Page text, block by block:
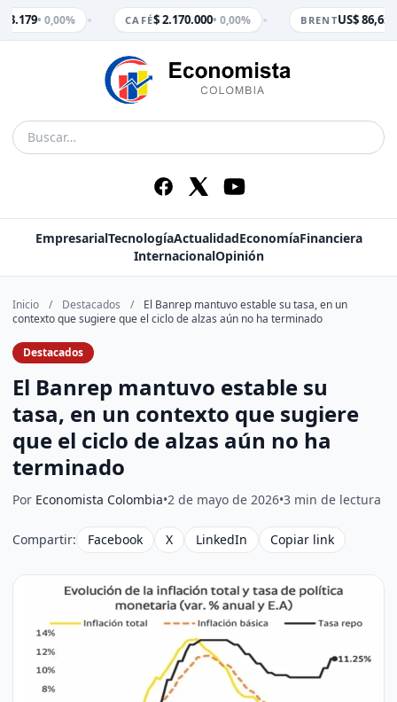
3.179• 0,00% CAFÉ$ 2.170.000• 0,00% BRENTUS$ 86,65
EmpresarialTecnologíaActualidadEconomíaFinanciera
InternacionalOpinión
Inicio / Destacados /
El Banrep mantuvo estable su tasa, en un
contexto que sugiere que el ciclo de alzas aún no ha terminado
Destacados
El Banrep mantuvo estable su
tasa, en un contexto que sugiere
que el ciclo de alzas aún no ha
terminado
Por Economista Colombia•2 de mayo de 2026•3 min de lectura
Compartir: Facebook X LinkedIn Copiar link